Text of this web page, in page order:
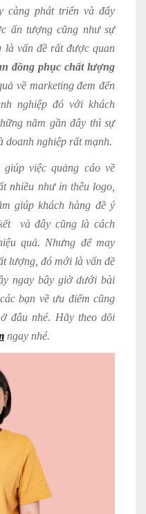
càng phát triển và đẩy
ấn tượng cũng như sự
là vấn đề rất được quan
đồng phục chất lượng
về marketing đem đến
nghiệp đó với khách
năm gần đây thì sự
doanh nghiệp rất mạnh.
việc quảng cáo về
nhiều như in thêu logo,
giúp khách hàng đề ý
và đây cũng là cách
quả. Nhưng để may
lượng, đó mới là vấn đề
ngay bây giờ dưới bài
bạn về ưu điểm cũng
đâu nhé. Hãy theo dõi
ngay nhé.